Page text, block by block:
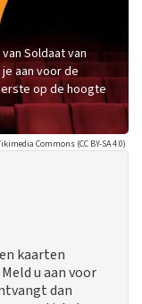
Soldaat van
aan voor de
op de hoogte
Commons (CC BY-SA 4.0)
kaarten
u aan voor
dan